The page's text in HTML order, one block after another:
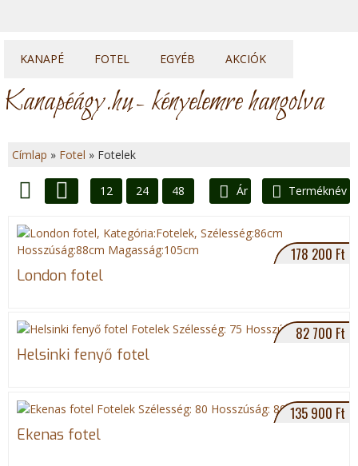
Kanapéágy.hu- kényelemre hangolva
KANAPÉ
Kanapék
Sarok kanapék
Elemes kanapék
FOTEL
Fotelek
Fotelágyak
EGYÉB
Heverők
Franciaágyak
AKCIÓK
e
g
Címlap » Fotel » Fotelek
12 24 48 Ár
Terméknév
178 200 Ft
London fotel
82 700 Ft
Helsinki fenyő fotel
135 900 Ft
Ekenas fotel